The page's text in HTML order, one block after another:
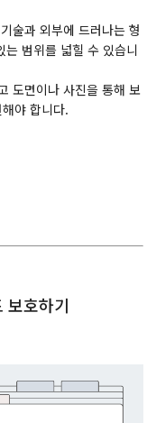
술과 외부에 드러나는 형
는 범위를 넓힐 수 있습니
도면이나 사진을 통해 보
야 합니다.
보호하기